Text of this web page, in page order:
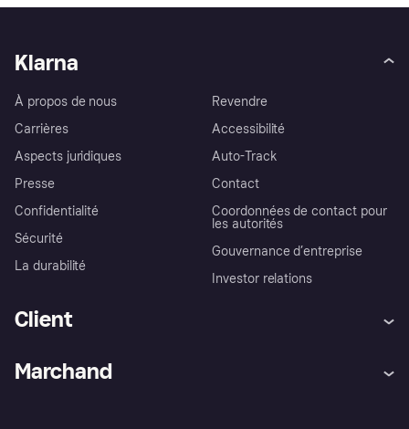
Klarna
À propos de nous
Carrières
Aspects juridiques
Presse
Confidentialité
Sécurité
La durabilité
Revendre
Accessibilité
Auto-Track
Contact
Coordonnées de contact pour
les autorités
Gouvernance d’entreprise
Investor relations
Client
Marchand